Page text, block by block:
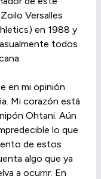
Versalles
en 1988 y
todos
en mi opinión
Mi corazón está
Ohtani. Aún
lo que
de estos
algo que ya
a ocurrir. En